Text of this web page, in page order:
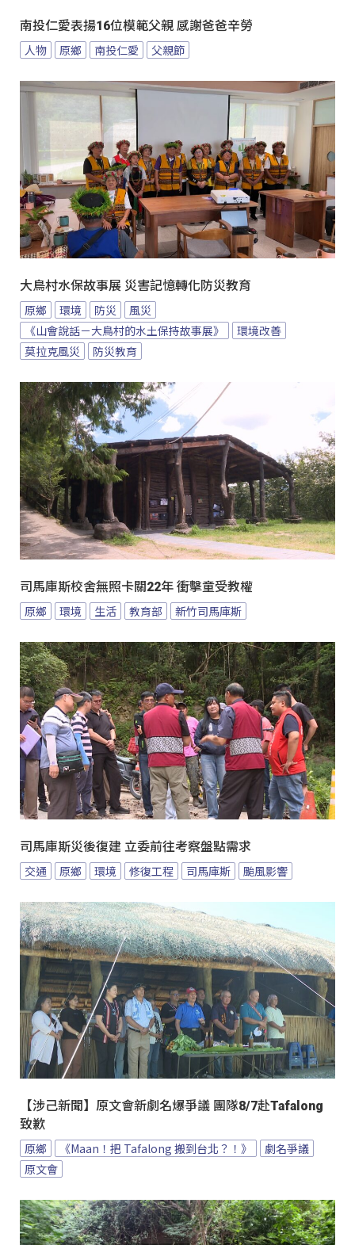
南投仁愛表揚16位模範父親 感謝爸爸辛勞
人物 原鄉 南投仁愛 父親節
大鳥村水保故事展 災害記憶轉化防災教育
原鄉 環境 防災
風災
《山會說話－大鳥村的水土保持故事展》
環境改善
莫拉克風災
防災教育
司馬庫斯校舍無照卡關22年 衝擊童受教權
原鄉 環境 生活 教育部 新竹司馬庫斯
司馬庫斯災後復建 立委前往考察盤點需求
交通 原鄉 環境 修復工程 司馬庫斯 颱風影響
【涉己新聞】原文會新劇名爆爭議 團隊8/7赴Tafalong
致歉
原鄉 《Maan！把 Tafalong 搬到台北？！》
劇名爭議
原文會